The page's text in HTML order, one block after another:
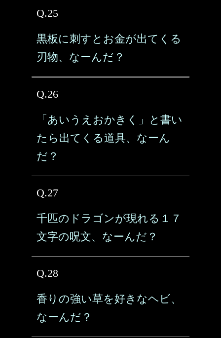
Q.25
黒板に刺すとお金が出てくる
刃物、なーんだ？
Q.26
「あいうえおかきく」と書い
たら出てくる道具、なーん
だ？
Q.27
千匹のドラゴンが現れる１７
文字の呪文、なーんだ？
Q.28
香りの強い草を好きなヘビ、
なーんだ？